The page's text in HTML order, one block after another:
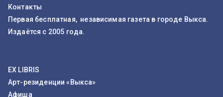
Контакты
Первая бесплатная, независимая газета в городе Выкса.
Издаётся с 2005 года.
EX LIBRIS
Арт-резиденции «Выкса»
Афиша